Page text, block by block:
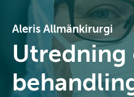
Aleris Allmänkirurgi
Utredning